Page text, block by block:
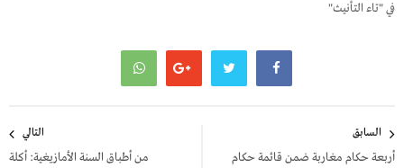
في "تاء التأنيث"
المقالات
السابق
أربعة حكام مغاربة ضمن قائمة حكام
التالي
من أطباق السنة الأمازيغية: أكلة